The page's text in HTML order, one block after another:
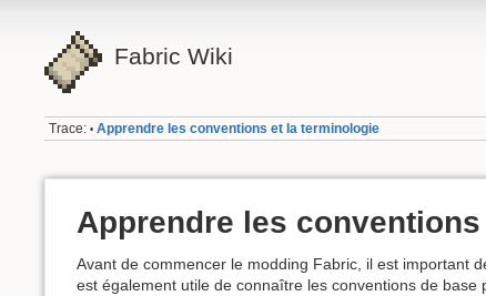
Fabric Wiki
Trace: • Apprendre les conventions et la terminologie
Apprendre les
Avant de commencer le modding Fabric, il est important
est également utile de connaître les conventions de